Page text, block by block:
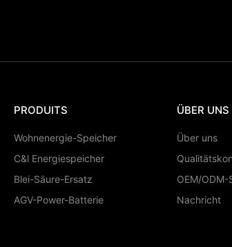
PRODUITS
Wohnenergie-Speicher
C&l Energiespeicher
Blei-Säure-Ersatz
AGV-Power-Batterie
ÜBER UNS
Über uns
OEM/ODM-
Nachricht